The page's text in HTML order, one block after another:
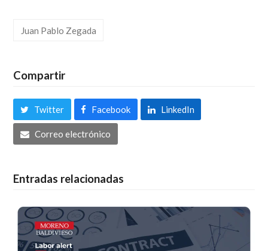
Juan Pablo Zegada
Compartir
Twitter Facebook LinkedIn
Correo electrónico
Entradas relacionadas